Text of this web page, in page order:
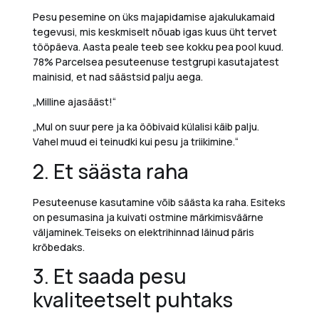
Pesu pesemine on üks majapidamise ajakulukamaid
tegevusi, mis keskmiselt nõuab igas kuus üht tervet
tööpäeva. Aasta peale teeb see kokku pea pool kuud.
78% Parcelsea pesuteenuse testgrupi kasutajatest
mainisid, etnad säästsid palju aega.
„Milline ajasääst!“
„Mul on suur pere ja ka ööbivaid külalisi käib palju.
Vahel muud ei teinudki kui pesu ja triikimine.“
2. Et säästa raha
Pesuteenuse kasutamine võib säästa ka raha. Esiteks
on pesumasina ja kuivati ​​ostmine märkimisväärne
väljaminek.Teiseks on elektrihinnad läinud päris
krõbedaks.
3. Et saada pesu
kvaliteetselt puhtaks